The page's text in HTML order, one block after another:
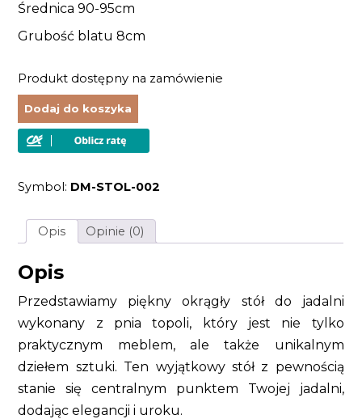
Średnica 90-95cm
Grubość blatu 8cm
Produkt dostępny na zamówienie
Dodaj do koszyka
Symbol: DM-STOL-002
Opis Opinie (0)
Opis
Przedstawiamy piękny okrągły stół do jadalni
wykonany z pnia topoli, który jest nie tylko
praktycznym meblem, ale także unikalnym
dziełem sztuki. Ten wyjątkowy stół z pewnością
stanie się centralnym punktem Twojej jadalni,
dodając elegancji i uroku.